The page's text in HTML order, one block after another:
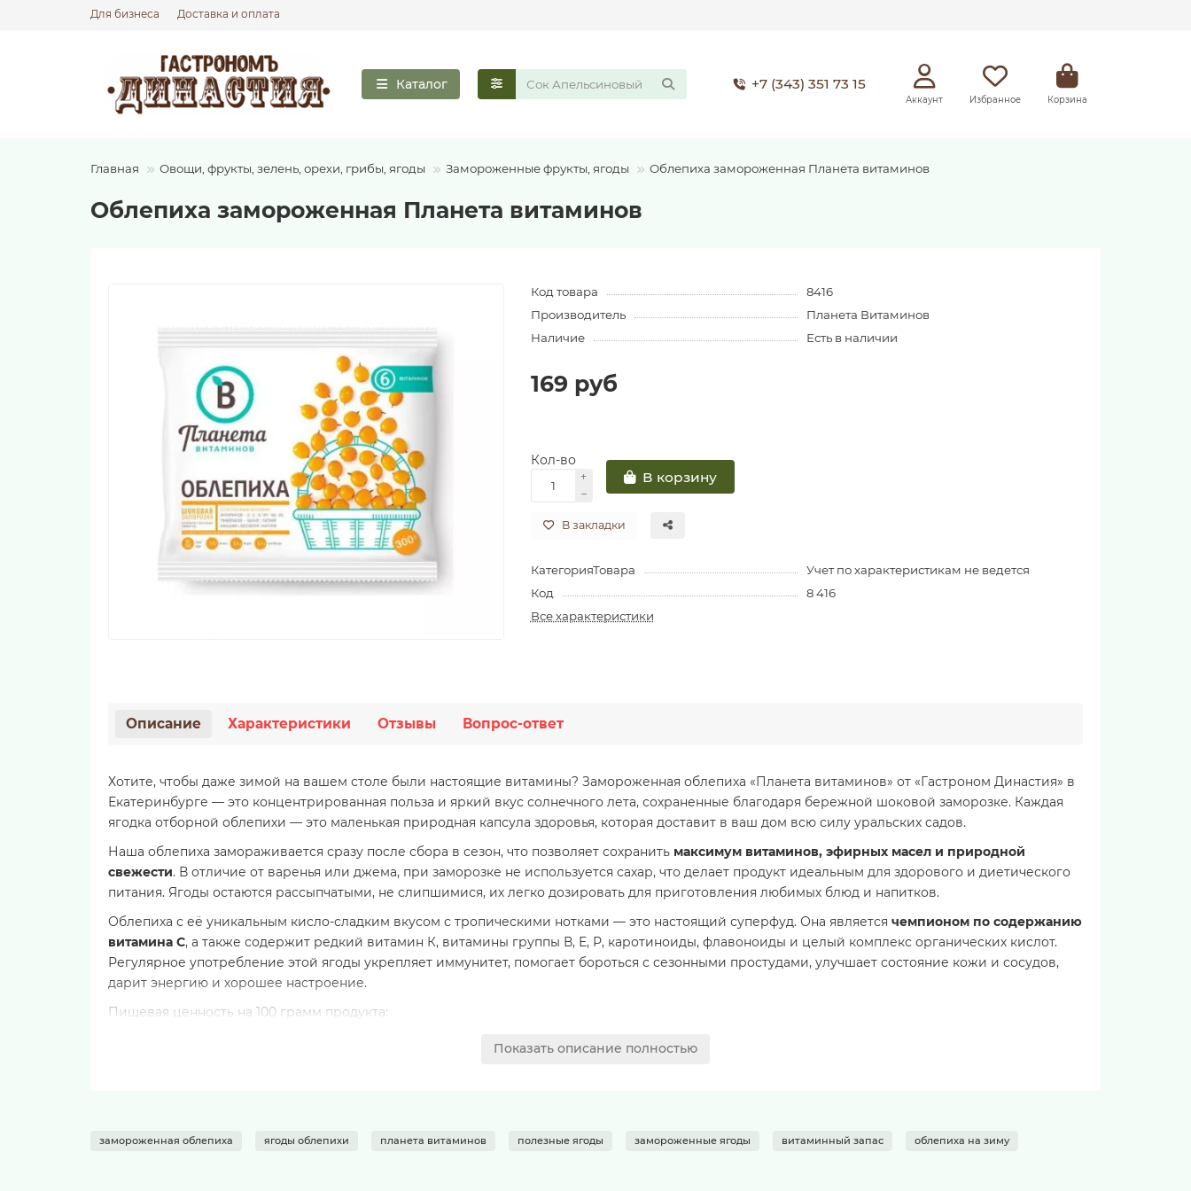
Для бизнеса Доставка и оплата
Каталог +7 (343) 351 73 15
Аккаунт Избранное Корзина
Главная Овощи, фрукты, зелень, орехи, грибы, ягоды Замороженные фрукты, ягоды Облепиха замороженная Планета витаминов
Облепиха замороженная Планета витаминов
Код товара
8416
Производитель
Планета Витаминов
Наличие
Есть в наличии
169 руб
Кол-во
В корзину
В закладки
КатегорияТовара
Учет по характеристикам не ведется
Код
8 416
Все характеристики
Описание Характеристики Отзывы Вопрос-ответ
Хотите, чтобы даже зимой на вашем столе были настоящие витамины? Замороженная облепиха «Планета витаминов» от «Гастроном Династия» в
Екатеринбурге — это концентрированная польза и яркий вкус солнечного лета, сохраненные благодаря бережной шоковой заморозке. Каждая
ягодка отборной облепихи — это маленькая природная капсула здоровья, которая доставит в ваш дом всю силу уральских садов.
Наша облепиха замораживается сразу после сбора в сезон, что позволяет сохранить максимум витаминов, эфирных масел и природной
свежести. В отличие от варенья или джема, при заморозке не используется сахар, что делает продукт идеальным для здорового и диетического
питания. Ягоды остаются рассыпчатыми, не слипшимися, их легко дозировать для приготовления любимых блюд и напитков.
Облепиха с её уникальным кисло-сладким вкусом с тропическими нотками — это настоящий суперфуд. Она является чемпионом по содержанию
витамина С, а также содержит редкий витамин К, витамины группы В, Е, Р, каротиноиды, флавоноиды и целый комплекс органических кислот.
Регулярное употребление этой ягоды укрепляет иммунитет, помогает бороться с сезонными простудами, улучшает состояние кожи и сосудов,
дарит энергию и хорошее настроение.
Пищевая ценность на 100 грамм продукта:
Показать описание полностью
замороженная облепиха ягоды облепихи планета витаминов полезные ягоды замороженные ягоды витаминный запас облепиха на зиму